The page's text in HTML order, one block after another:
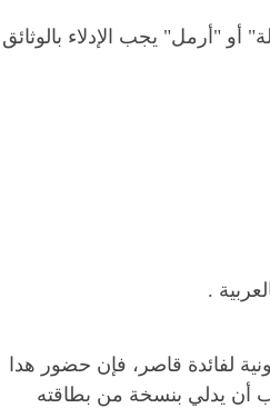
أو "أرمل" يجب الإدلاء بالوثائق
.
لفائدة قاصر، فإن حضور هدا
أن يدلي بنسخة من بطاقته